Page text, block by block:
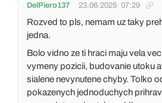
DelPiero137 23.06.2025 07:29
Rozved to pls, nemam uz taky
jedna.
Bolo vidno ze ti hraci maju vela
vymeny pozicii, budovanie utoku
sialene nevynutene chyby. Tolko
pokazenych jednoduchych